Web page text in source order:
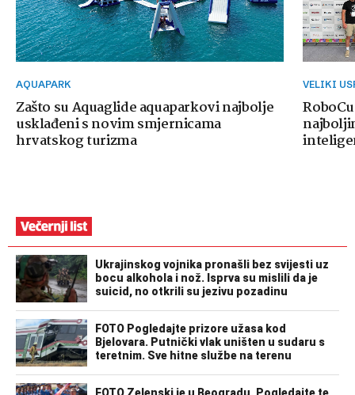
AQUAPARK
Zašto su Aquaglide aquaparkovi najbolje
usklađeni s novim smjernicama
hrvatskog turizma
VELIKI